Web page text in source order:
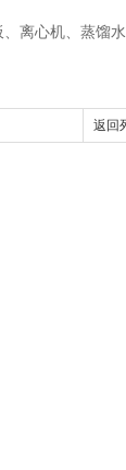
离心机、蒸馏
返回